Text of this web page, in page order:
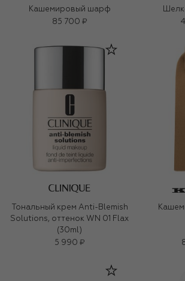
Кашемировый шарф
85 700 ₽
Тональный крем Anti-Blemish
Solutions, оттенок WN 01 Flax
(30ml)
5 990 ₽